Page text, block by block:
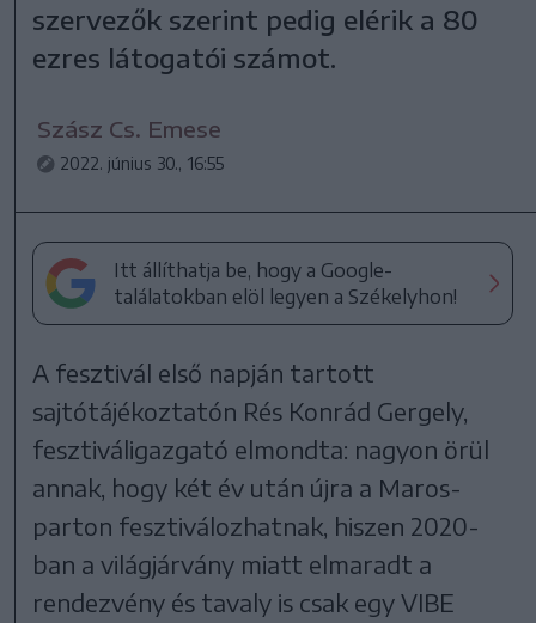
szervezők szerint pedig elérik a 80
ezres látogatói számot.
Szász Cs. Emese
2022. június 30., 16:55
Itt állíthatja be, hogy a Google-
találatokban elöl legyen a Székelyhon!
A fesztivál első napján tartott
sajtótájékoztatón Rés Konrád Gergely,
fesztiváligazgató elmondta: nagyon örül
annak, hogy két év után újra a Maros-
parton fesztiválozhatnak, hiszen 2020-
ban a világjárvány miatt elmaradt a
rendezvény és tavaly is csak egy VIBE